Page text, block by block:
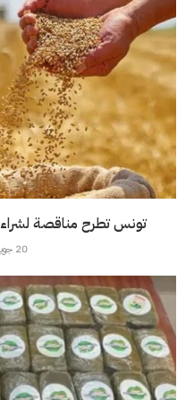
تونس تطرح مناقصة لشراء 75 ألف طن من القمح اللين
20 جويلية، 2026